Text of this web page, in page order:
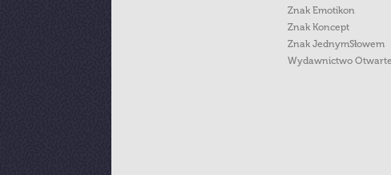
Znak Emotikon
Znak Koncept
Znak JednymSłowem
Wydawnictwo Otwarte